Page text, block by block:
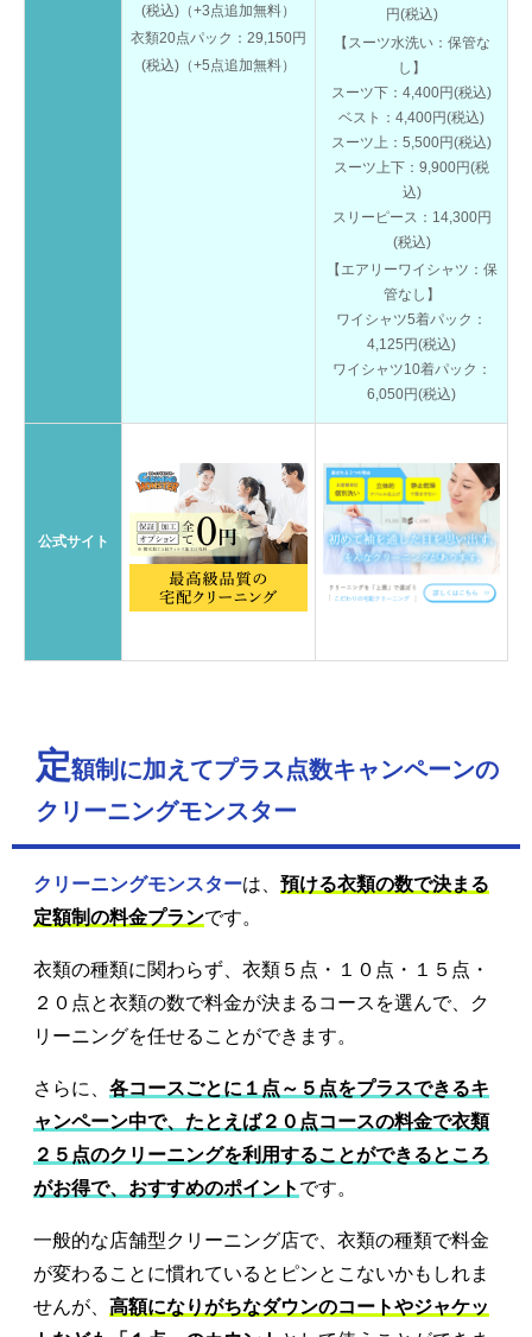
(税込)（+3点追加無料）
衣類20点パック：29,150円
(税込)（+5点追加無料）
円(税込)
【スーツ水洗い：保管な
し】
スーツ下：4,400円(税込)
ベスト：4,400円(税込)
スーツ上：5,500円(税込)
スーツ上下：9,900円(税
込)
スリーピース：14,300円
(税込)
【エアリーワイシャツ：保
管なし】
ワイシャツ5着パック：
4,125円(税込)
ワイシャツ10着パック：
6,050円(税込)
公式サイト
定額制に加えてプラス点数キャンペーンの
クリーニングモンスター
クリーニングモンスターは、 預ける衣類の数で決まる
定額制の料金プランです。
衣類の種類に関わらず、衣類５点・１０点・１５点・
２０点と衣類の数で料金が決まるコースを選んで、ク
リーニングを任せることができます。
さらに、 各コースごとに１点～５点をプラスできるキ
ャンペーン中で、たとえば２０点コースの料金で衣類
２５点のクリーニングを利用することができるところ
がお得で、おすすめのポイント です。
一般的な店舗型クリーニング店で、衣類の種類で料金
が変わることに慣れているとピンとこないかもしれま
せんが、 高額になりがちなダウンのコートやジャケッ